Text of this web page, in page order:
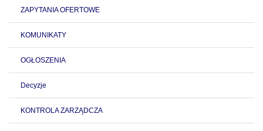
ZAPYTANIA OFERTOWE
KOMUNIKATY
OGŁOSZENIA
Decyzje
KONTROLA ZARZĄDCZA